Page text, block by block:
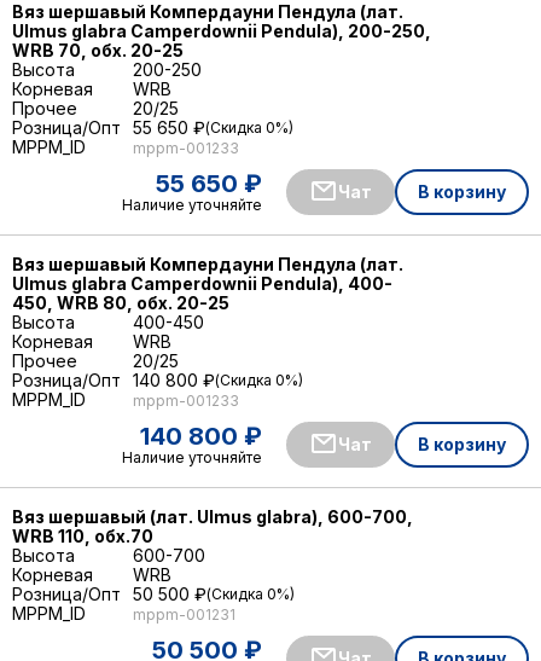
Вяз шершавый Компердауни Пендула (лат.
Ulmus glabra Camperdownii Pendula), 200-250,
WRB 70, обх. 20-25
Высота
200-250
Корневая
WRB
Прочее
20/25
Розница/Опт
55 650 ₽ Скидка 0%
55 650 ₽
Наличие уточняйте
Чат В корзину
MPPM_ID mppm-001233
Вяз шершавый Компердауни Пендула (лат.
Ulmus glabra Camperdownii Pendula), 400-
450, WRB 80, обх. 20-25
Высота
400-450
Корневая
WRB
Прочее
20/25
Розница/Опт
140 800 ₽ Скидка 0%
140 800 ₽
Наличие уточняйте
Чат В корзину
MPPM_ID mppm-001233
Вяз шершавый (лат. Ulmus glabra), 600-700,
WRB 110, обх.70
Высота
600-700
Корневая
WRB
Розница/Опт
50 500 ₽ Скидка 0%
50 500 ₽
MPPM_ID mppm-001231